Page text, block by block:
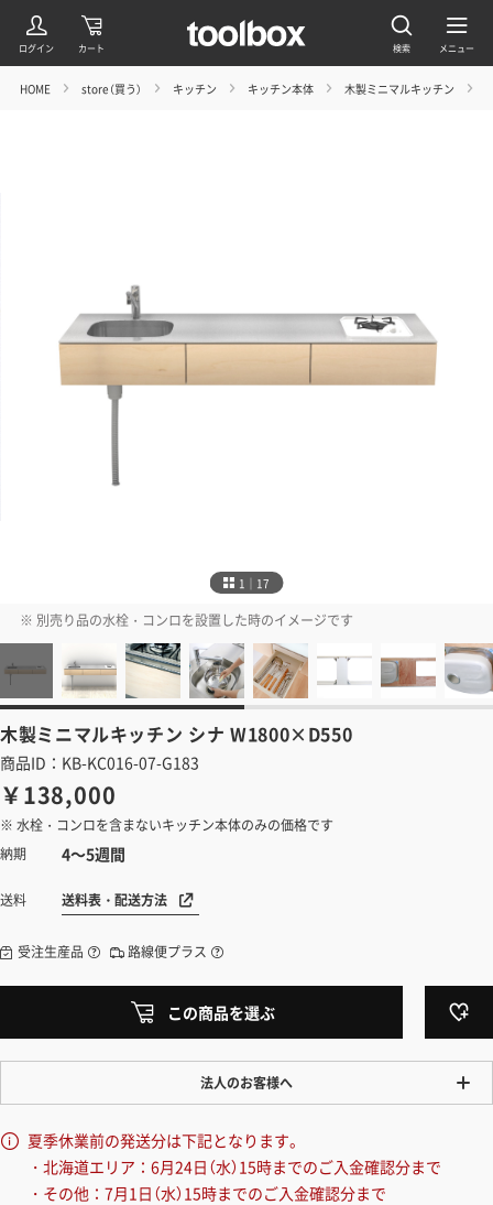
HOME store（買う） キッチン キッチン本体 木製ミニマルキッチン
1｜17
※ 別売り品の水栓・コンロを設置した時のイメージです
木製ミニマルキッチン シナ W1800×D550
商品ID：KB-KC016-07-G183
￥138,000
※ 水栓・コンロを含まないキッチン本体のみの価格です
納期
4～5週間
送料 送料表・配送方法
受注生産品 路線便プラス
この商品を選ぶ
法人のお客様へ
ワンプライス販売
法人・個人様いずれも全て一律の価格で販売しております。法人/個人
事業主様には「請求書払い」も対応しています。
夏季休業前の発送分は下記となります。
・北海道エリア：6月24日（水）15時までのご入金確認分まで
・その他：7月1日（水）15時までのご入金確認分まで